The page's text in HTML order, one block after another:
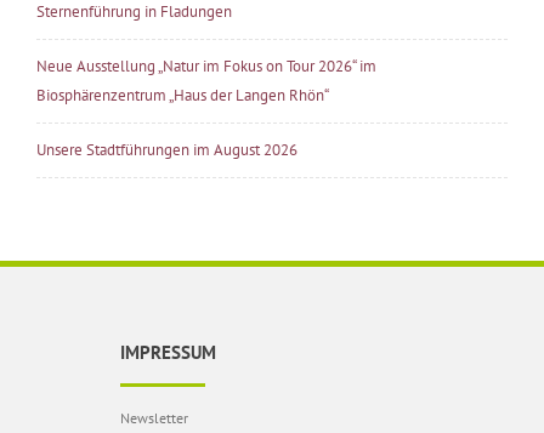
Sternenführung in Fladungen
Neue Ausstellung „Natur im Fokus on Tour 2026“ im
Biosphärenzentrum „Haus der Langen Rhön“
Unsere Stadtführungen im August 2026
IMPRESSUM
Newsletter